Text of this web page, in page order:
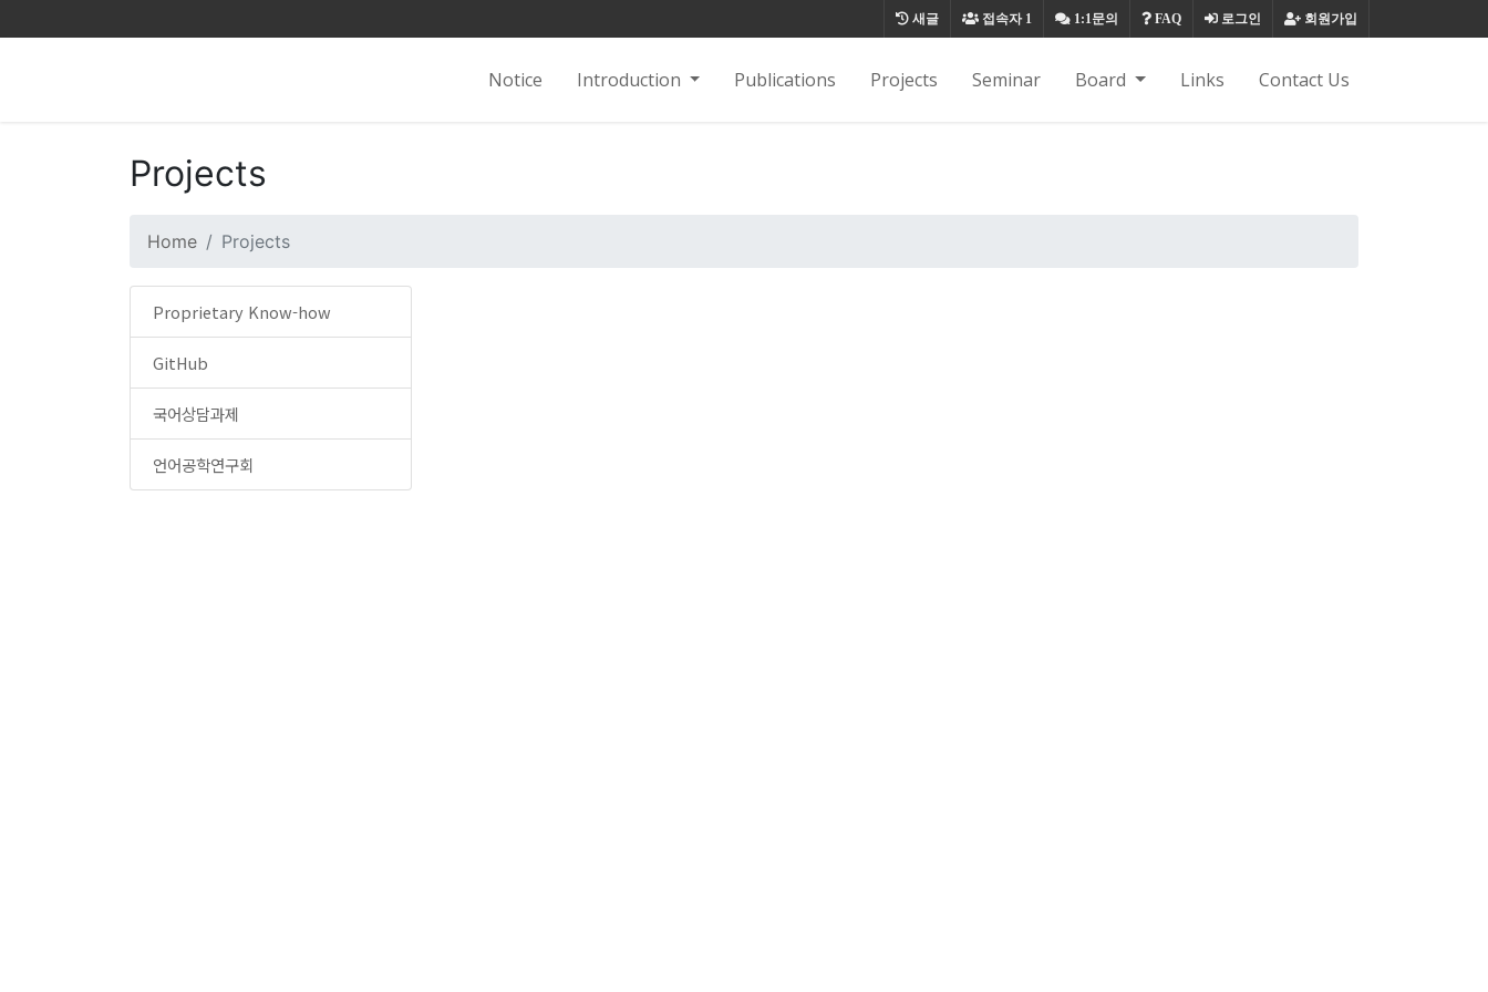
회원가입
로그인
FAQ
1:1문의
접속자1
새글
Notice Introduction Publications Projects Seminar Board Links Contact Us
Projects
Home Projects
Proprietary Know-how
GitHub
국어상담과제
언어공학연구회